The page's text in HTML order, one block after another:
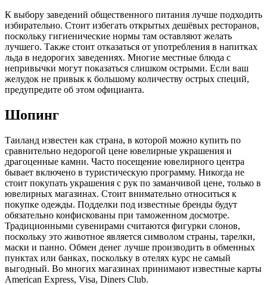
К выбору заведений общественного питания лучше подходить
избирательно. Стоит избегать открытых дешёвых ресторанов,
поскольку гигиенические нормы там оставляют желать
лучшего. Также стоит отказаться от употребления в напитках
льда в недорогих заведениях. Многие местные блюда с
непривычки могут показаться слишком острыми. Если ваш
желудок не привык к большому количеству острых специй,
предупредите об этом официанта.
Шопинг
Таиланд известен как страна, в которой можно купить по
сравнительно недорогой цене ювелирные украшения и
драгоценные камни. Часто посещение ювелирного центра
бывает включено в туристическую программу. Никогда не
стоит покупать украшения с рук по заманчивой цене, только в
ювелирных магазинах. Стоит внимательно относиться к
покупке одежды. Подделки под известные бренды будут
обязательно конфискованы при таможенном досмотре.
Традиционными сувенирами считаются фигурки слонов,
поскольку это животное является символом страны, тарелки,
маски и панно. Обмен денег лучше производить в обменных
пунктах или банках, поскольку в отелях курс не самый
выгодный. Во многих магазинах принимают известные карты
American Express, Visa, Diners Club.